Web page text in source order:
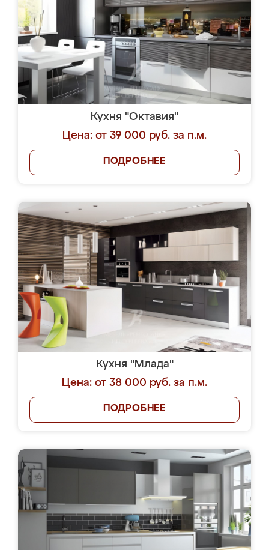
Кухня "Октавия"
Цена: от 39 000 руб. за п.м.
ПОДРОБНЕЕ
Кухня "Млада"
Цена: от 38 000 руб. за п.м.
ПОДРОБНЕЕ